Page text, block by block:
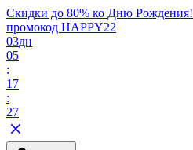
Скидки до 80% ко Дню Рождения!
промокод HAPPY22
03дн
05
:
17
:
27